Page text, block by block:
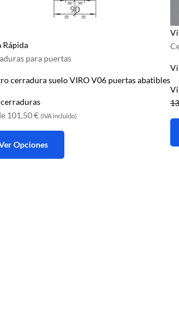
Rápida
para puertas
cerradura suelo VIRO V06 puertas abatibles
101,50€ (IVA incluido)
Opciones